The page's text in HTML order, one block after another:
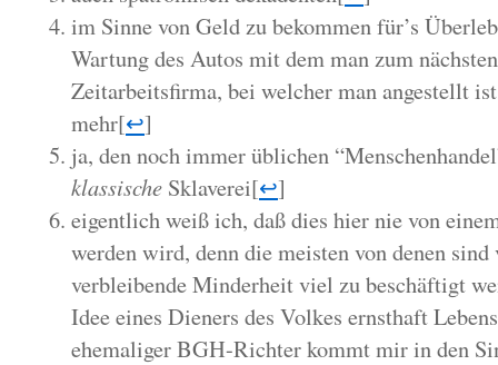
im Sinne von Geld zu bekommen für’s
Wartung des Autos mit dem man zum
Zeitarbeitsfirma, bei welcher man angestellt
mehr[↩]
ja, den noch immer üblichen
klassische Sklaverei[↩]
eigentlich weiß ich, daß dies hier nie von
werden wird, denn die meisten von denen
verbleibende Minderheit viel zu beschäftigt
Idee eines Dieners des Volkes ernsthaft
ehemaliger BGH-Richter kommt mir in den